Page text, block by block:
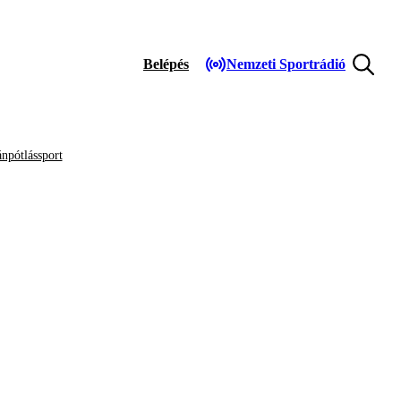
Belépés Nemzeti Sportrádió